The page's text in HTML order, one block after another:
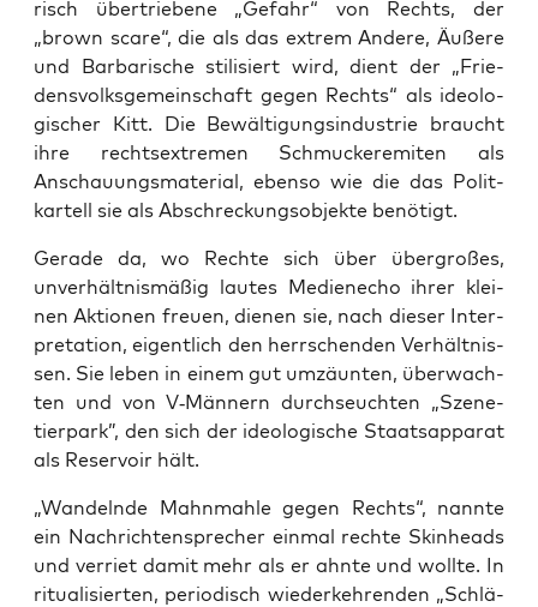
risch über­trie­be­ne „Gefahr“ von Rechts, der
„brown sca­re“, die als das extrem Ande­re, Äuße­re
und Bar­ba­ri­sche sti­li­siert wird, dient der „Frie­
dens­volks­ge­mein­schaft gegen Rechts“ als ideo­lo­
gi­scher Kitt. Die Bewäl­ti­gungs­in­dus­trie braucht
ihre rechts­extre­men Schmuck­ere­mi­ten als
Anschau­ungs­ma­te­ri­al, eben­so wie die das Polit­
kar­tell sie als Abschre­ckungs­ob­jek­te benötigt.
Gera­de da, wo Rech­te sich über über­gro­ßes,
unver­hält­nis­mä­ßig lau­tes Medi­en­echo ihrer klei­
nen Aktio­nen freu­en, die­nen sie, nach die­ser Inter­
pre­ta­ti­on, eigent­lich den herr­schen­den Ver­hält­nis­
sen. Sie leben in einem gut umzäun­ten, über­wach­
ten und von V‑Männern durch­seuch­ten „Sze­ne­
tier­park”, den sich der ideo­lo­gi­sche Staats­ap­pa­rat
als Reser­voir hält.
„Wan­deln­de Mahn­mah­le gegen Rechts“, nann­te
ein Nach­rich­ten­spre­cher ein­mal rech­te Skin­heads
und ver­riet damit mehr als er ahn­te und woll­te. In
ritua­li­sier­ten, peri­odisch wie­der­keh­ren­den „Schlä­